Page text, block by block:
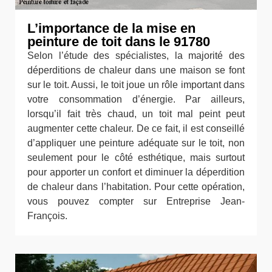
L’importance de la mise en
peinture de toit dans le 91780
Selon l’étude des spécialistes, la majorité des
déperditions de chaleur dans une maison se font
sur le toit. Aussi, le toit joue un rôle important dans
votre consommation d’énergie. Par ailleurs,
lorsqu’il fait très chaud, un toit mal peint peut
augmenter cette chaleur. De ce fait, il est conseillé
d’appliquer une peinture adéquate sur le toit, non
seulement pour le côté esthétique, mais surtout
pour apporter un confort et diminuer la déperdition
de chaleur dans l’habitation. Pour cette opération,
vous pouvez compter sur Entreprise Jean-
François.